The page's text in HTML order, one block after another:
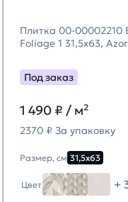
Плитка 00-00002210
Foliage 1 31,5х63,
Под заказ
1 490 ₽ / м²
2370 ₽ За упаковку
Размер, см 31,5х63
Цвет +